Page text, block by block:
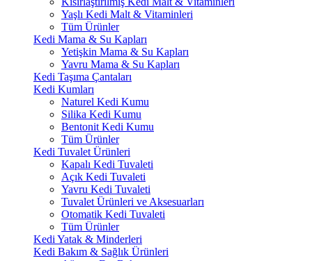
Yaşlı Kedi Malt & Vitaminleri
Tüm Ürünler
Kedi Mama & Su Kapları
Yetişkin Mama & Su Kapları
Yavru Mama & Su Kapları
Kedi Taşıma Çantaları
Kedi Kumları
Naturel Kedi Kumu
Silika Kedi Kumu
Bentonit Kedi Kumu
Tüm Ürünler
Kedi Tuvalet Ürünleri
Kapalı Kedi Tuvaleti
Açık Kedi Tuvaleti
Yavru Kedi Tuvaleti
Tuvalet Ürünleri ve Aksesuarları
Otomatik Kedi Tuvaleti
Tüm Ürünler
Kedi Yatak & Minderleri
Kedi Bakım & Sağlık Ürünleri